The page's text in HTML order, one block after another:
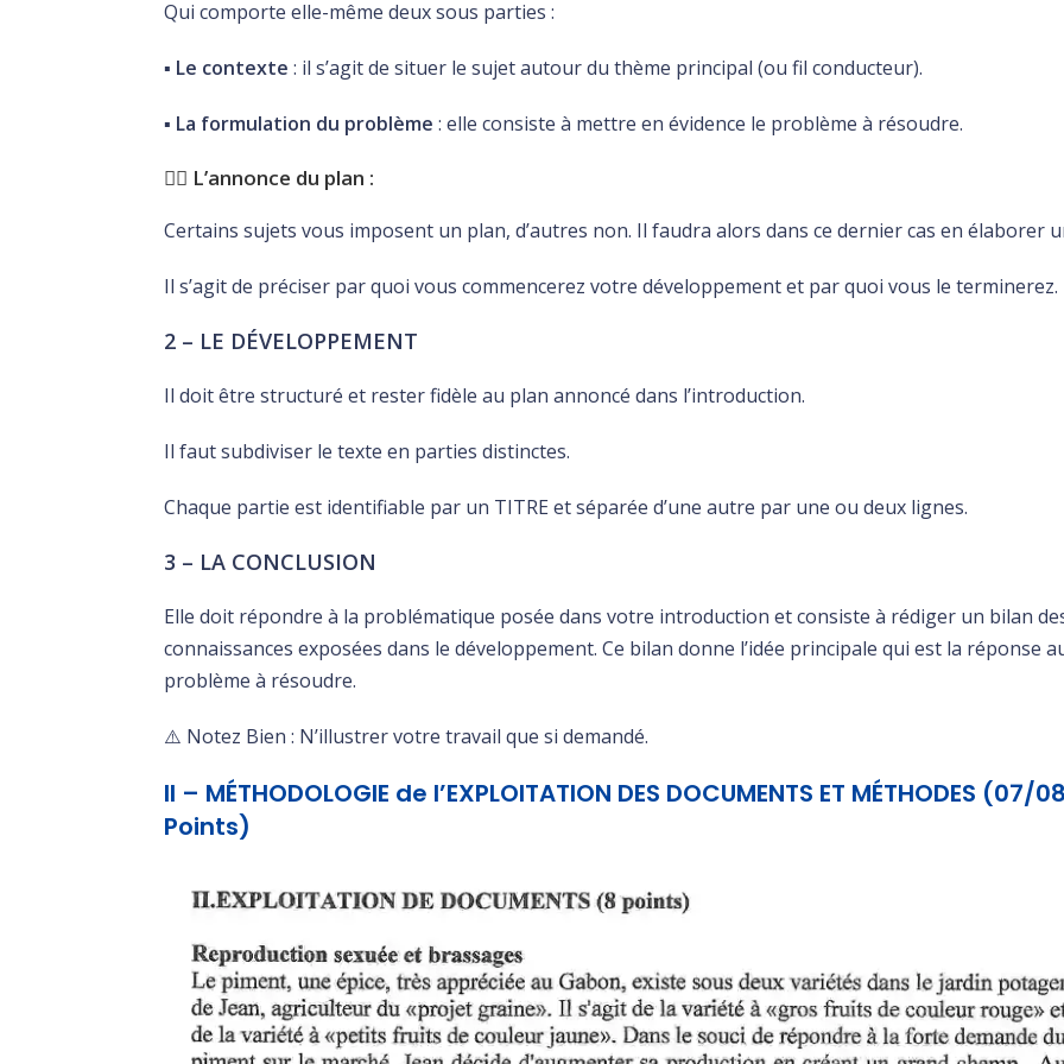
Qui comporte elle-même deux sous parties :
▪️ Le contexte : il s’agit de situer le sujet autour du thème principal (ou fil conducteur).
▪️ La formulation du problème : elle consiste à mettre en évidence le problème à résoudre.
👉🏽 L’annonce du plan :
Certains sujets vous imposent un plan, d’autres non. Il faudra alors dans ce dernier cas en élaborer
Il s’agit de préciser par quoi vous commencerez votre développement et par quoi vous le terminerez.
2 – LE DÉVELOPPEMENT
Il doit être structuré et rester fidèle au plan annoncé dans l’introduction.
Il faut subdiviser le texte en parties distinctes.
Chaque partie est identifiable par un TITRE et séparée d’une autre par une ou deux lignes.
3 – LA CONCLUSION
Elle doit répondre à la problématique posée dans votre introduction et consiste à rédiger un bilan
connaissances exposées dans le développement. Ce bilan donne l’idée principale qui est la réponse
problème à résoudre.
⚠️ Notez Bien : N’illustrer votre travail que si demandé.
II – MÉTHODOLOGIE de l’EXPLOITATION DES DOCUMENTS ET MÉTHODES (07/
Points)